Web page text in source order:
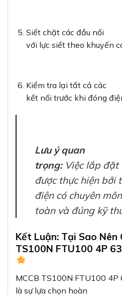
Siết chặt các đầu nối
với lực siết theo khuyến
Kiểm tra lại tất cả các
kết nối trước khi đóng
Lưu ý quan
trọng:Việc lắp đặt
được thực hiện bởi
điện có chuyên
toàn và đúng kỹ
Kết Luận: Tại Sao Nên
TS100N FTU100 4P
MCCB TS100N FTU100
là sự lựa chọn hoàn